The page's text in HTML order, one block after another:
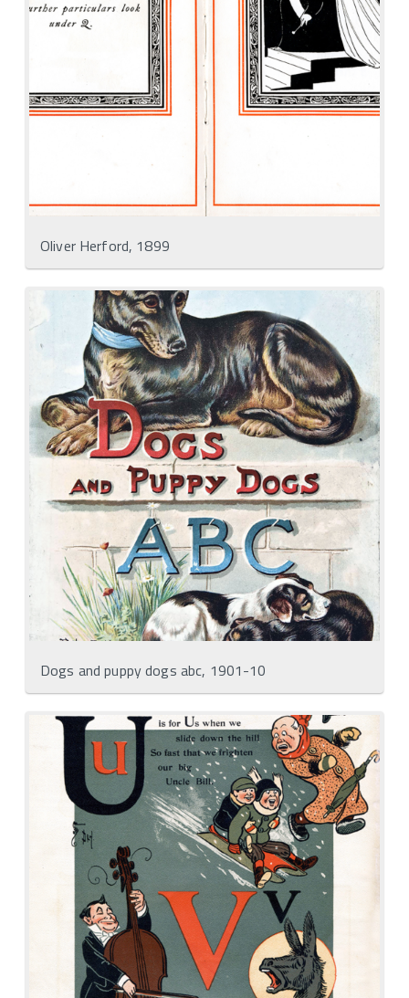
Oliver Herford, 1899
Dogs and puppy dogs abc, 1901-10